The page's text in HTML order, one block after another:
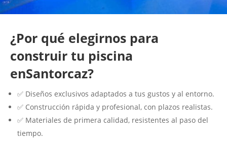
¿Por qué elegirnos para
construir tu piscina
enSantorcaz?
✅ Diseños exclusivos adaptados a tus gustos y al entorno.
✅ Construcción rápida y profesional, con plazos realistas.
✅ Materiales de primera calidad, resistentes al paso del
tiempo.